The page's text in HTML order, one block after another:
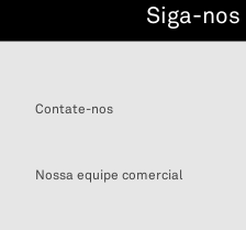
Siga-nos
Contate-nos
Nossa equipe comercial